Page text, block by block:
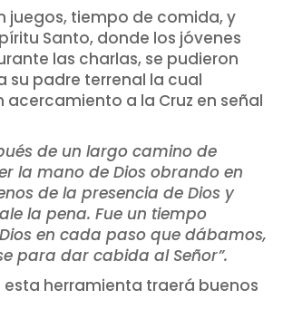
juegos, tiempo de comida, y
Santo, donde los jóvenes
las charlas, se pudieron
su padre terrenal la cual
a la Cruz en señal
de un largo camino de
la mano de Dios obrando en
de la presencia de Dios y
la pena. Fue un tiempo
en cada paso que dábamos,
para dar cabida al Señor”.
herramienta traerá buenos